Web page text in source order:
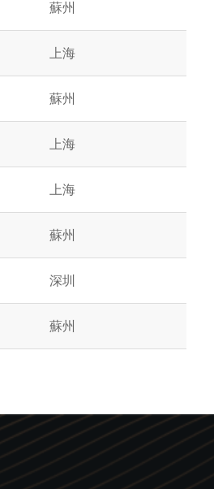
蘇州
上海
蘇州
上海
上海
蘇州
深圳
蘇州